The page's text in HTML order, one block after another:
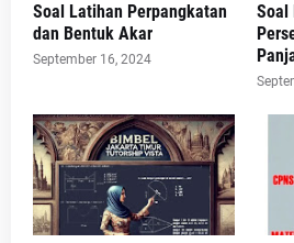
Soal Latihan Perpangkatan
dan Bentuk Akar
September 16, 2024
Soal